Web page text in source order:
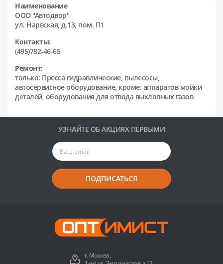
Наименование
ООО "Автодвор"
ул. Нарвская, д.13, пом. П1
Контакты:
(495)782-46-65
Ремонт:
только: Пресса гидравлические, пылесосы,
автосервисное оборудование, кроме: аппаратов мойки
деталей, оборудования для отвода выхлопных газов
УЗНАЙТЕ ОБ АКЦИЯХ ПЕРВЫМИ
ПОДПИСАТЬСЯ
г. Москва,